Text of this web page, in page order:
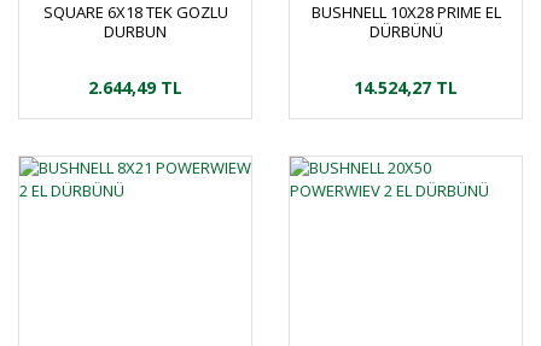
SQUARE 6X18 TEK GOZLU
DURBUN
2.644,49 TL
BUSHNELL 10X28 PRIME EL
DÜRBÜNÜ
14.524,27 TL